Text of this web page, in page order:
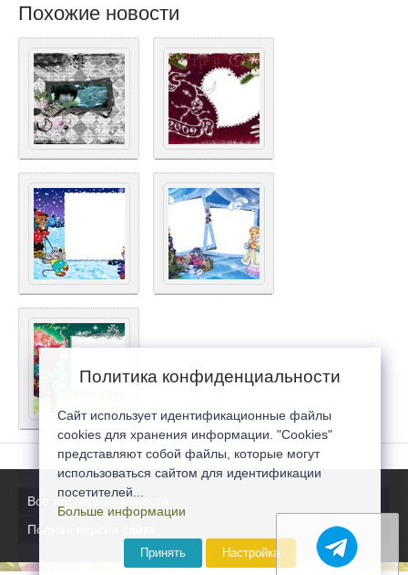
Похожие новости
Все последние новости
Полная версия сайта
Политика конфиденциальности
Сайт использует идентификационные файлы
cookies для хранения информации. "Cookies"
представляют собой файлы, которые могут
использоваться сайтом для идентификации
посетителей...
Больше информации
Принять Настройка